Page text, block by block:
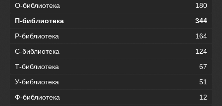
О-библиотека
180
П-библиотека
344
Р-библиотека
164
С-библиотека
124
Т-библиотека
67
У-библиотека
51
Ф-библиотека
12